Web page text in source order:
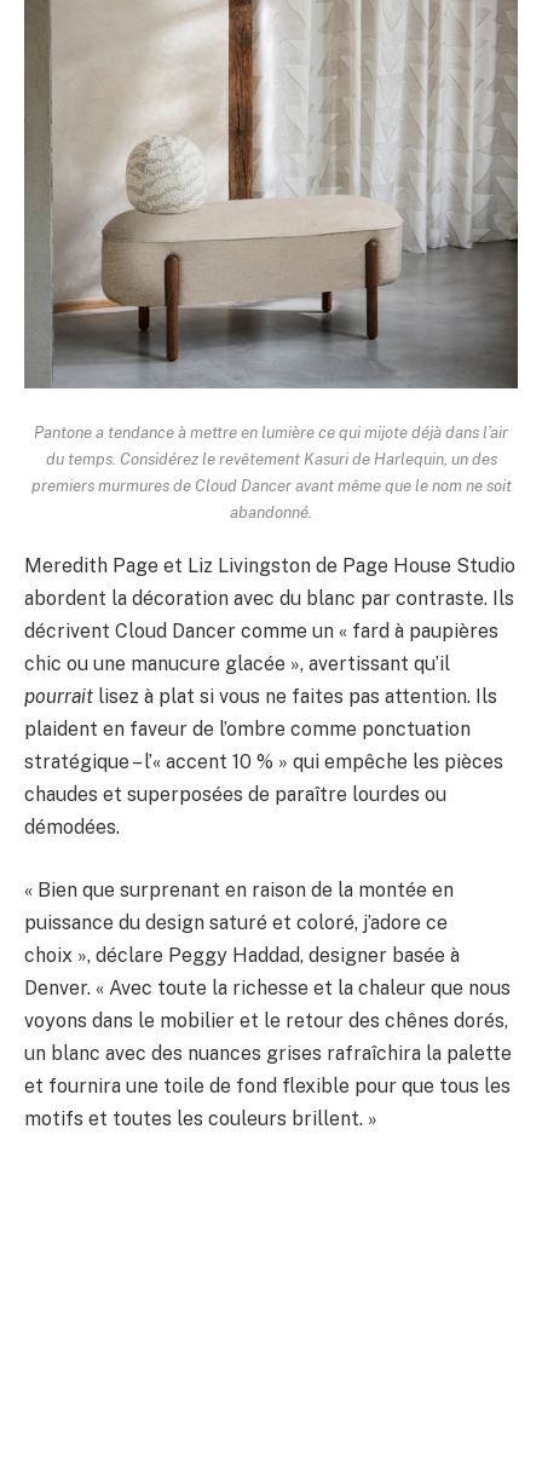
Pantone a tendance à mettre en lumière ce qui mijote déjà dans l’air
du temps. Considérez le revêtement Kasuri de Harlequin, un des
premiers murmures de Cloud Dancer avant même que le nom ne soit
abandonné.
Meredith Page et Liz Livingston de Page House Studio
abordent la décoration avec du blanc par contraste. Ils
décrivent Cloud Dancer comme un « fard à paupières
chic ou une manucure glacée », avertissant qu’il
pourrait lisez à plat si vous ne faites pas attention. Ils
plaident en faveur de l’ombre comme ponctuation
stratégique – l’« accent 10 % » qui empêche les pièces
chaudes et superposées de paraître lourdes ou
démodées.
« Bien que surprenant en raison de la montée en
puissance du design saturé et coloré, j’adore ce
choix », déclare Peggy Haddad, designer basée à
Denver. « Avec toute la richesse et la chaleur que nous
voyons dans le mobilier et le retour des chênes dorés,
un blanc avec des nuances grises rafraîchira la palette
et fournira une toile de fond flexible pour que tous les
motifs et toutes les couleurs brillent. »